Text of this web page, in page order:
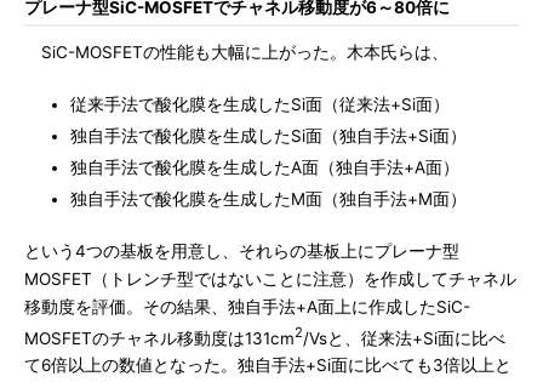
プレーナ型SiC-MOSFETでチャネル移動度が6～80倍に
SiC-MOSFETの性能も大幅に上がった。木本氏らは、
従来手法で酸化膜を生成したSi面（従来法+Si面）
独自手法で酸化膜を生成したSi面（独自手法+Si面）
独自手法で酸化膜を生成したA面（独自手法+A面）
独自手法で酸化膜を生成したM面（独自手法+M面）
という4つの基板を用意し、それらの基板上にプレーナ型
MOSFET（トレンチ型ではないことに注意）を作成してチャネル
移動度を評価。その結果、独自手法+A面上に作成したSiC-
MOSFETのチャネル移動度は131cm2/Vsと、従来法+Si面に比べ
て6倍以上の数値となった。独自手法+Si面に比べても3倍以上と